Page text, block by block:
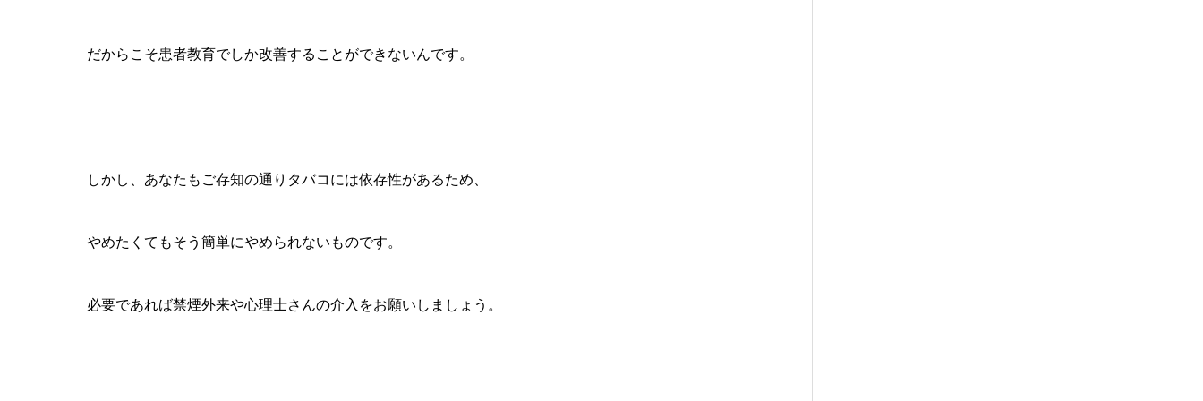
だからこそ患者教育でしか改善することができないんです。
しかし、あなたもご存知の通りタバコには依存性があるため、
やめたくてもそう簡単にやめられないものです。
必要であれば禁煙外来や心理士さんの介入をお願いしましょう。